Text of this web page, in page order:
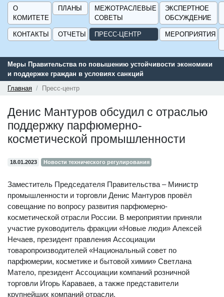
О
КОМИТЕТЕ
ПЛАНЫ
МЕЖОТРАСЛЕВЫЕ
СОВЕТЫ
ЭКСПЕРТНОЕ
ОБСУЖДЕНИЕ
КОНТАКТЫ ОТЧЕТЫ ПРЕСС-ЦЕНТР МЕРОПРИЯТИЯ
Меры Правительства по повышению устойчивости экономики
и поддержке граждан в условиях санкций
Главная
Пресс-центр
Денис Мантуров обсудил с отраслью
поддержку парфюмерно-
косметической промышленности
18.01.2023 Новости технического регулирования
Заместитель Председателя Правительства – Министр
промышленности и торговли Денис Мантуров провёл
совещание по вопросу развития парфюмерно-
косметической отрасли России. В мероприятии приняли
участие руководитель фракции «Новые люди» Алексей
Нечаев, президент правления Ассоциации
товаропроизводителей «Национальный совет по
парфюмерии, косметике и бытовой химии» Светлана
Матело, президент Ассоциации компаний розничной
торговли Игорь Караваев, а также представители
крупнейших компаний отрасли.